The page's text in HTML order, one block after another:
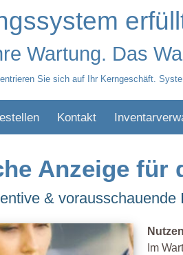
Wartung. Das
Sie sich auf Ihr Kerngeschäft.
Kontakt
Anzeige für
&
Im